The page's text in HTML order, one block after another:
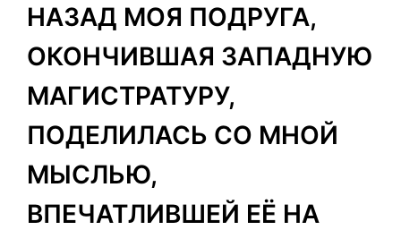
НАЗАД МОЯ ПОДРУГА,
ОКОНЧИВШАЯ ЗАПАДНУЮ
МАГИСТРАТУРУ,
ПОДЕЛИЛАСЬ СО МНОЙ
МЫСЛЬЮ,
ВПЕЧАТЛИВШЕЙ ЕЁ НА